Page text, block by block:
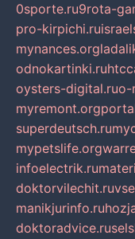
0sporte.ru9rota-
pro-kirpichi.ru
mynances.org
odnokartinki.ru
oysters-digital.ruo-
myremont.org
superdeutsch.ru
mypetslife.org
infoelectrik.ru
doktorvilechit.ru
manikjurinfo.ru
doktoradvice.ru